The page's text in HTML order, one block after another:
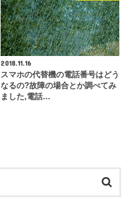
2018.11.16
スマホの代替機の電話番号はどう
なるの?故障の場合とか調べてみ
ました,電話…